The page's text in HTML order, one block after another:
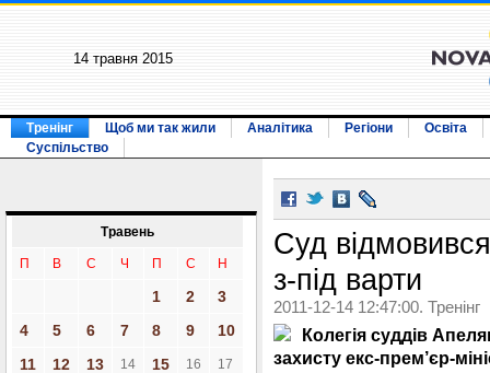
14 травня 2015
Тренінг Щоб ми так жили Аналітика Регіони
Освіта
Суспільство
Травень
П В С Ч П С Н
1 2
3
4
5 6 7 8 9
10
11
12 13 14 15 16 17
Суд
з-під варти
2011-12-14 12:47:00. Тренінг
Колегія суддів
захисту екс-прем’єр-